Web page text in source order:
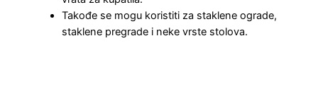
Takođe se mogu koristiti za staklene ograde,
staklene pregrade i neke vrste stolova.